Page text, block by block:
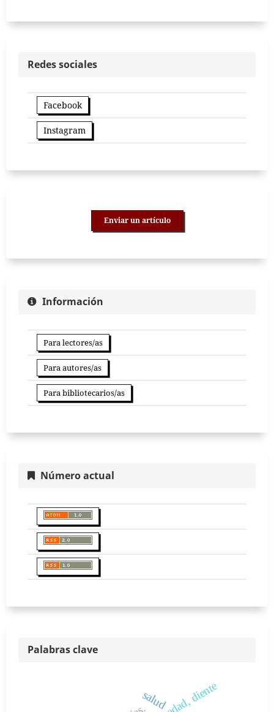
Redes sociales
Facebook
Instagram
Enviar un artículo
Información
Para lectores/as
Para autores/as
Para bibliotecarios/as
Número actual
Palabras clave
salud